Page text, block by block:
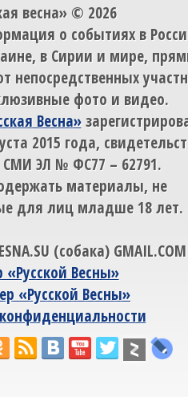
весна» © 2026
о событиях в
в Сирии и мире,
непосредственных
фото и видео.
Весна»
2015 года,
СМИ ЭЛ № ФС77 – 62791.
материалы, не
для лиц младше 18 лет.
(собака) GMAIL.COM
«Русской Весны»
«Русской Весны»